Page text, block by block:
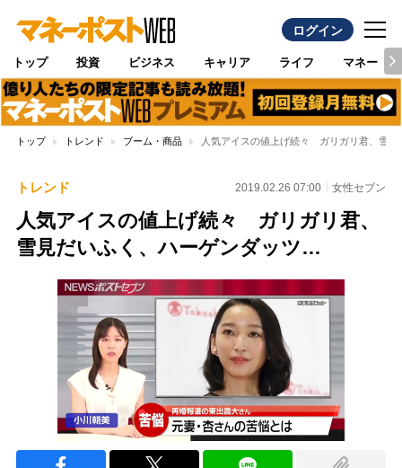
ログイン
トップ 投資 ビジネス キャリア ライフ マネー
トップ トレンド ブーム・商品 人気アイスの値上げ続々 ガリガリ君、雪
トレンド 2019.02.26 07:00 女性セブン
人気アイスの値上げ続々 ガリガリ君、
雪見だいふく、ハーゲンダッツ…